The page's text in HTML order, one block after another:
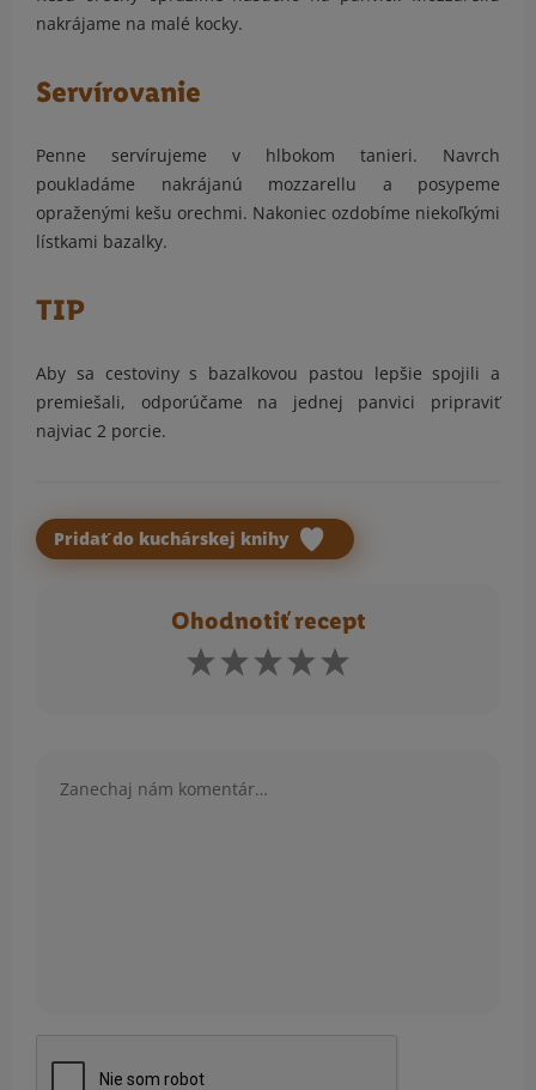
nakrájame na malé kocky.
Servírovanie
Penne servírujeme v hlbokom tanieri. Navrch
poukladáme nakrájanú mozzarellu a posypeme
opraženými kešu orechmi. Nakoniec ozdobíme niekoľkými
lístkami bazalky.
TIP
Aby sa cestoviny s bazalkovou pastou lepšie spojili a
premiešali, odporúčame na jednej panvici pripraviť
najviac 2 porcie.
Pridať do kuchárskej knihy
Ohodnotiť recept